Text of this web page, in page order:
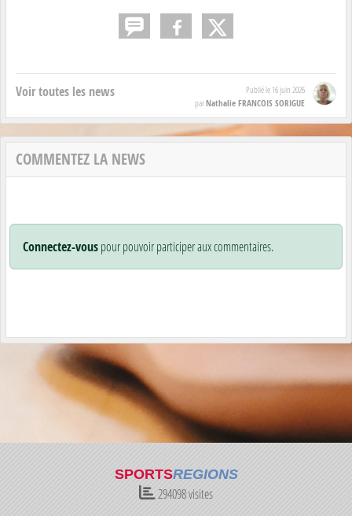
Voir toutes les news Publié le 16 juin 2026
parNathalie FRANCOIS SORIGUE
COMMENTEZ LA NEWS
Connectez-vouspour pouvoir participer aux commentaires.
SPORTSREGIONS
294098visites